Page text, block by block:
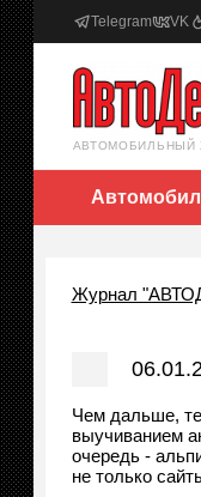
Telegram VK
АВТОМОБИЛЬНЫЙ
Журнал
Чем дальше,
выучиванием
очередь -
не только